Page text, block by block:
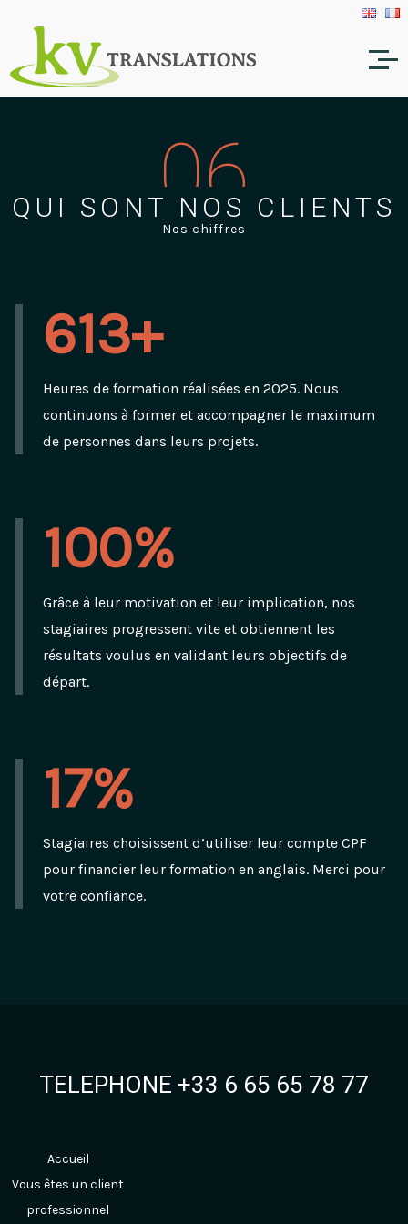
06
QUI SONT NOS CLIENTS
Nos chiffres
613+
Heures de formation réalisées en 2025. Nous
continuons à former et accompagner le maximum
de personnes dans leurs projets.
100%
Grâce à leur motivation et leur implication, nos
stagiaires progressent vite et obtiennent les
résultats voulus en validant leurs objectifs de
départ.
17%
Stagiaires choisissent d’utiliser leur compte CPF
pour financier leur formation en anglais. Merci pour
votre confiance.
TELEPHONE +33 6 65 65 78 77
Accueil
Vous êtes un client
professionnel